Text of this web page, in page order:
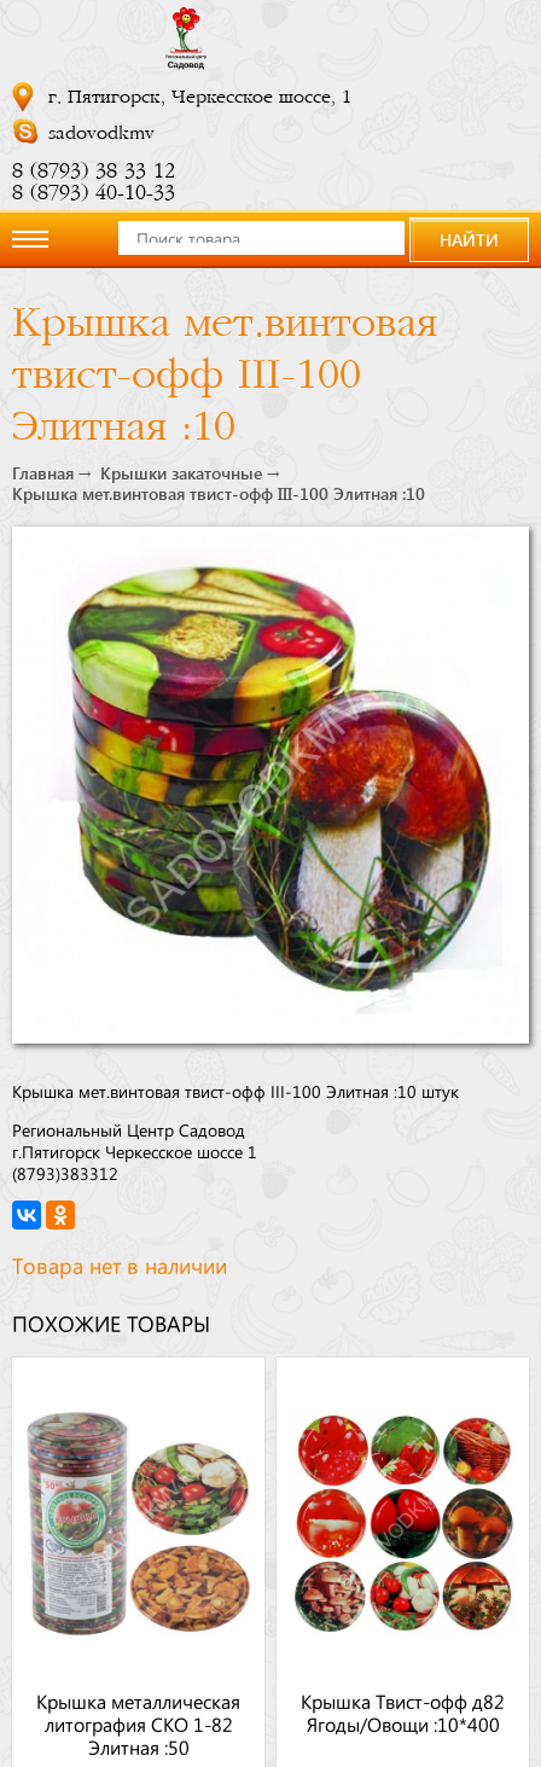
г. Пятигорск, Черкесское шоссе, 1
sadovodkmv
8 (8793) 38 33 12
8 (8793) 40-10-33
компании
Доставка
Оптовикам
НАЙТИ
Крышка мет.винтовая
твист-офф III-100
Элитная :10
Главная
Крышки закаточные
Крышка мет.винтовая твист-офф III-100 Элитная :10
Крышка мет.винтовая твист-офф III-100 Элитная :10 штук
Региональный Центр Садовод
г.Пятигорск Черкесское шоссе 1
(8793)383312
Товара нет в наличии
ПОХОЖИЕ ТОВАРЫ
Крышка металлическая
литография СКО 1-82
Элитная :50
Крышка Твист-офф д82
Ягоды/Овощи :10*400